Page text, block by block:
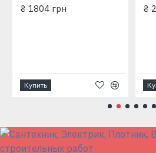
₴ 1804 грн
Купить
₴